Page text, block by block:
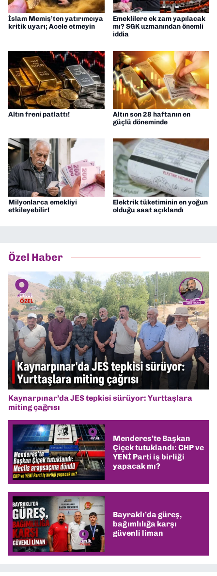
İslam Memiş’ten yatırımcıya
kritik uyarı; Acele etmeyin
Emeklilere ek zam yapılacak
mı? SGK uzmanından önemli
iddia
Altın freni patlattı!
Altın son 28 haftanın en
güçlü döneminde
Milyonlarca emekliyi
etkileyebilir!
Elektrik tüketiminin en yoğun
olduğu saat açıklandı
Özel Haber
Kaynarpınar’da JES tepkisi sürüyor: Yurttaşlara
miting çağrısı
Menderes’te Başkan
Çiçek tutuklandı: CHP ve
YENİ Parti iş birliği
yapacak mı?
Bayraklı’da güreş,
bağımlılığa karşı
güvenli liman